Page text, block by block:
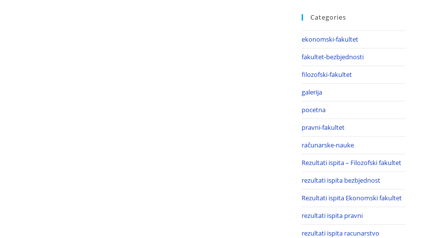
Categories
ekonomski-fakultet
fakultet-bezbjednosti
filozofski-fakultet
galerija
pocetna
pravni-fakultet
računarske-nauke
Rezultati ispita – Filozofski fakultet
rezultati ispita bezbjednost
Rezultati ispita Ekonomski fakultet
rezultati ispita pravni
rezultati ispita racunarstvo